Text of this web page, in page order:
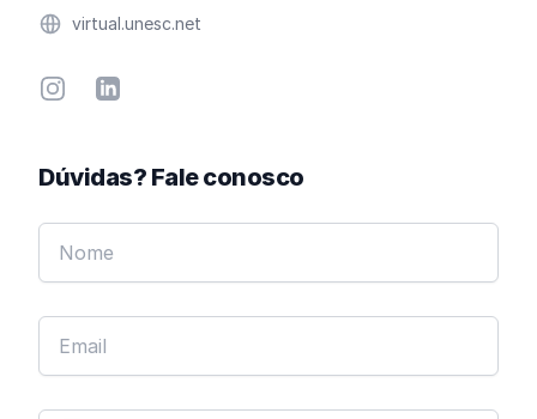
Websitevirtual.unesc.net
InstagramLinkedin
Dúvidas? Fale conosco